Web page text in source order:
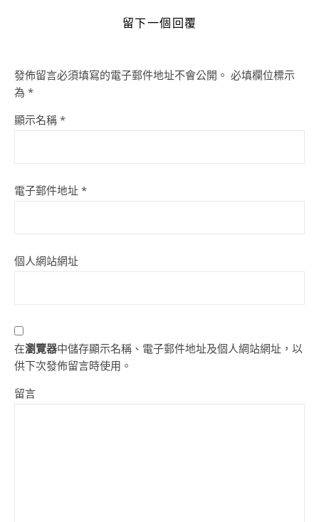
留下一個回覆
發佈留言必須填寫的電子郵件地址不會公開。 必填欄位標示
為 *
顯示名稱 *
電子郵件地址 *
個人網站網址
在瀏覽器中儲存顯示名稱、電子郵件地址及個人網站網址，以
供下次發佈留言時使用。
留言